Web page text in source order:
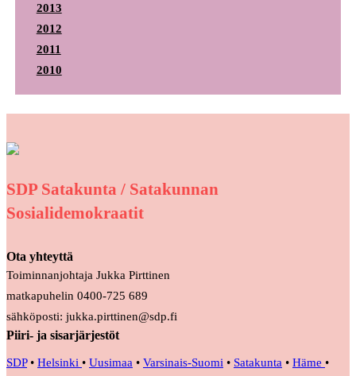
2013
2012
2011
2010
SDP Satakunta / Satakunnan
Sosialidemokraatit
Ota yhteyttä
Toiminnanjohtaja Jukka Pirttinen
matkapuhelin 0400-725 689
sähköposti: jukka.pirttinen@sdp.fi
Piiri- ja sisarjärjestöt
SDP• Helsinki • Uusimaa • Varsinais-Suomi • Satakunta • Häme •